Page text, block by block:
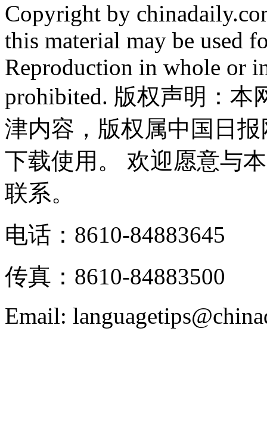
Copyright by
this material may be used
Reproduction in whole or
prohibited. 版权声明：
津内容，版权属中国日
下载使用。 欢迎愿意与
联系。
电话：8610-84883645
传真：8610-84883500
Email: